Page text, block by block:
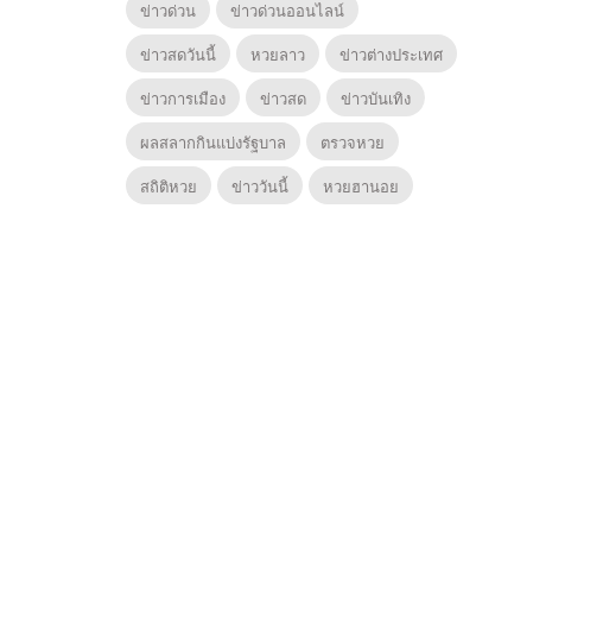
ข่าวด่วน
ข่าวด่วนออนไลน์
ข่าวสดวันนี้
หวยลาว
ข่าวต่างประเทศ
ข่าวการเมือง
ข่าวสด
ข่าวบันเทิง
ผลสลากกินแบ่งรัฐบาล
ตรวจหวย
สถิติหวย
ข่าววันนี้ หวยฮานอย